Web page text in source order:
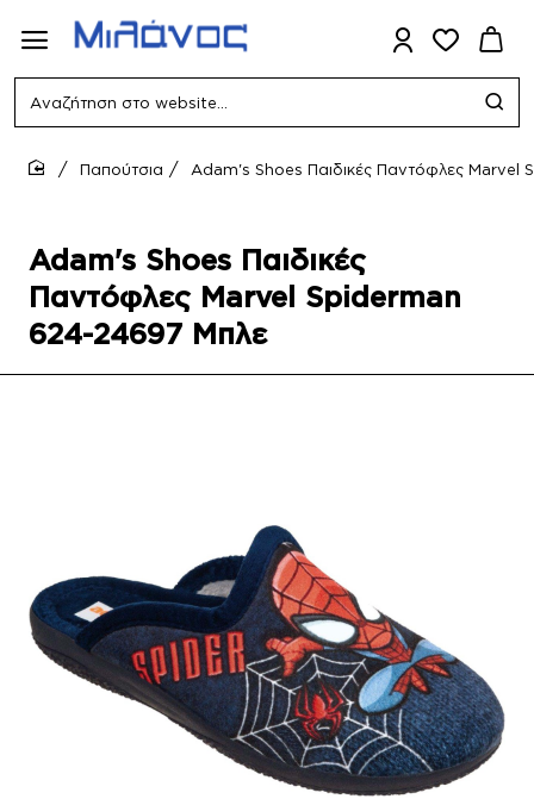
Αναζήτηση
website...
Adam's Shoes Παιδικές
Παντόφλες Marvel Spiderman
624-24697 Μπλε
Παπούτσια Adam's Shoes Παιδικές Παντόφλες